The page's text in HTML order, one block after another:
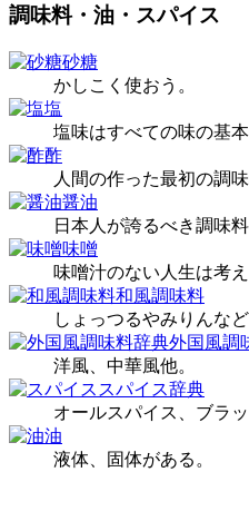
調味料・油・スパイス
砂糖
かしこく使おう。
塩
塩味はすべての味の基本
酢
人間の作った最初の調味
醤油
日本人が誇るべき調味料
味噌
味噌汁のない人生は考え
和風調味料
しょっつるやみりんなど
外国風調
洋風、中華風他。
スパイス辞典
オールスパイス、ブラ
油
液体、固体がある。